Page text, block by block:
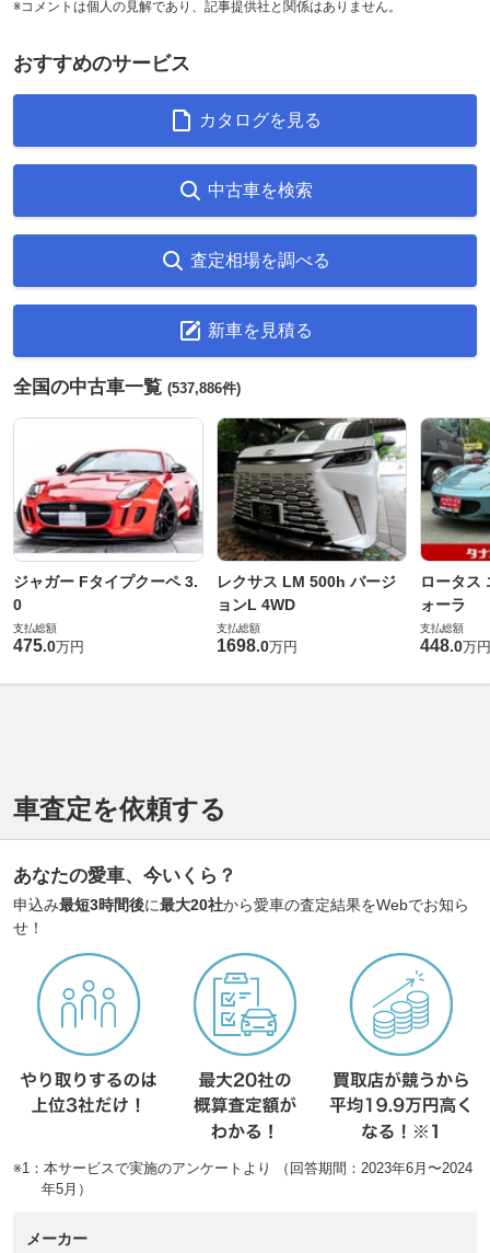
※コメントは個人の見解であり、記事提供社と関係はありません。
おすすめのサービス
カタログを見る
中古車を検索
査定相場を調べる
新車を見積る
全国の中古車一覧 (537,886件)
ジャガー Fタイプクーペ 3.
0
支払総額
475.0万円
レクサス LM 500h バージ
ョンL 4WD
支払総額
1698.0万円
ロータス
ォーラ
支払総額
448.0万円
車査定を依頼する
あなたの愛車、今いくら？
申込み最短3時間後に最大20社から愛車の査定結果をWebでお知ら
せ！
※1：本サービスで実施のアンケートより （回答期間：2023年6月〜2024
年5月）
メーカー